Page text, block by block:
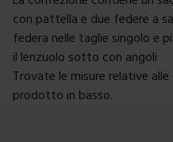
con pattella e due federe a
federa nelle taglie singolo e
il lenzuolo sotto con angoli
Trovate le misure relative
prodotto in basso.